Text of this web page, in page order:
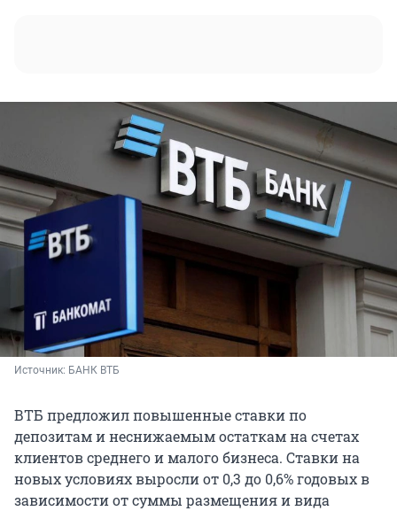
Источник: БАНК ВТБ
ВТБ предложил повышенные ставки по
депозитам и неснижаемым остаткам на счетах
клиентов среднего и малого бизнеса. Ставки на
новых условиях выросли от 0,3 до 0,6% годовых в
зависимости от суммы размещения и вида